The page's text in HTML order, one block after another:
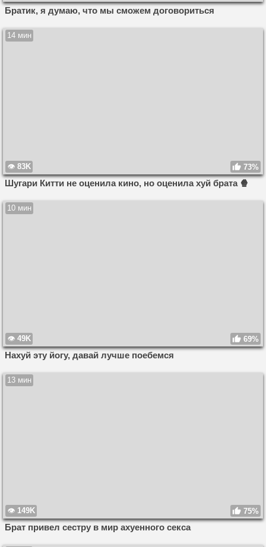
Братик, я думаю, что мы сможем договориться
14 мин
83K 73%
Шугари Китти не оценила кино, но оценила хуй брата 🍿
10 мин
49K 69%
Нахуй эту йогу, давай лучше поебемся
13 мин
149K 75%
Брат привел сестру в мир ахуенного секса